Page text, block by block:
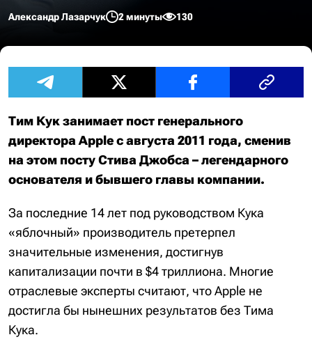
Александр Лазарчук 2 минуты 130
Тим Кук занимает пост генерального
директора Apple с августа 2011 года, сменив
на этом посту Стива Джобса – легендарного
основателя и бывшего главы компании.
За последние 14 лет под руководством Кука
«яблочный» производитель претерпел
значительные изменения, достигнув
капитализации почти в $4 триллиона. Многие
отраслевые эксперты считают, что Apple не
достигла бы нынешних результатов без Тима
Кука.